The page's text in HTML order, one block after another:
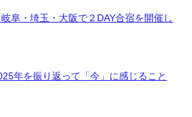
岐阜・埼玉・大阪で２DAY合宿を開催し
年を振り返って「今」に感じること